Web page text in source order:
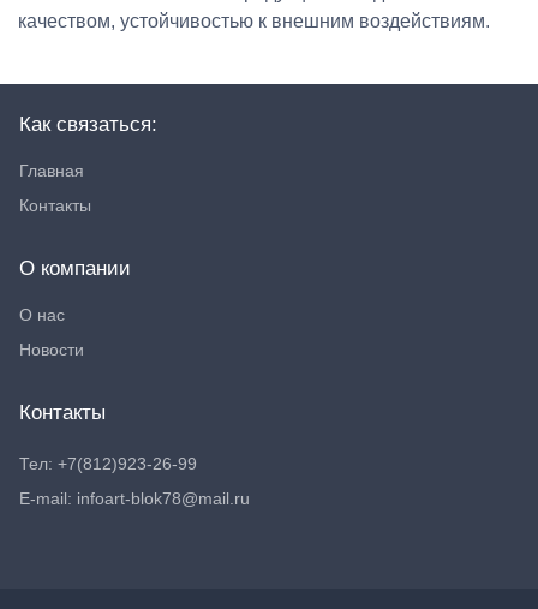
качеством, устойчивостью к внешним воздействиям.
Как связаться:
Главная
Контакты
О компании
О нас
Новости
Контакты
Тел: +7(812)923-26-99
E-mail: infoart-blok78@mail.ru